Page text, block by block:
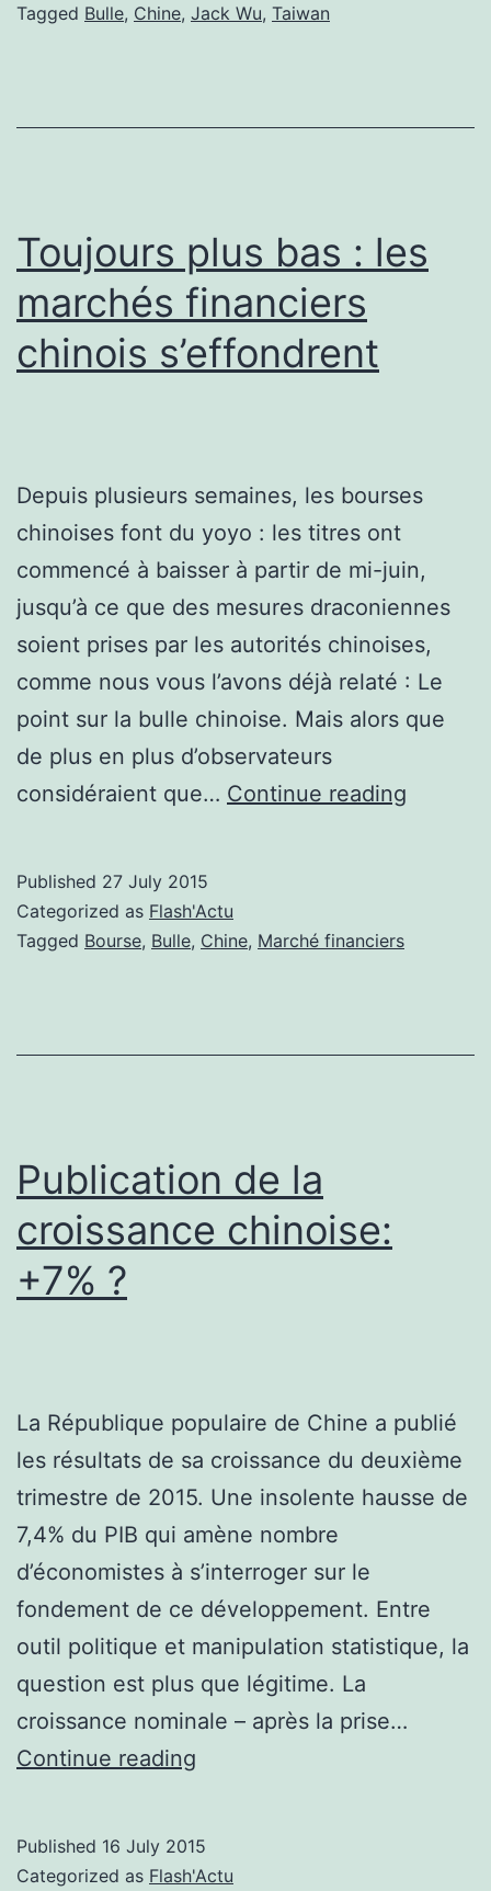
Tagged Bulle, Chine, Jack Wu, Taiwan
Toujours plus bas : les
marchés financiers
chinois s’effondrent
Depuis plusieurs semaines, les bourses
chinoises font du yoyo : les titres ont
commencé à baisser à partir de mi-juin,
jusqu’à ce que des mesures draconiennes
soient prises par les autorités chinoises,
comme nous vous l’avons déjà relaté : Le
point sur la bulle chinoise. Mais alors que
de plus en plus d’observateurs
considéraient que… Continue reading
chinois
Published 27 July 2015
Categorized as Flash'Actu
Tagged Bourse, Bulle, Chine, Marché financiers
Publication de la
croissance chinoise:
+7% ?
La République populaire de Chine a publié
les résultats de sa croissance du deuxième
trimestre de 2015. Une insolente hausse de
7,4% du PIB qui amène nombre
d’économistes à s’interroger sur le
fondement de ce développement. Entre
outil politique et manipulation statistique, la
question est plus que légitime. La
croissance nominale – après la prise…
Continue reading
croissance
Published 16 July 2015
Categorized as Flash'Actu